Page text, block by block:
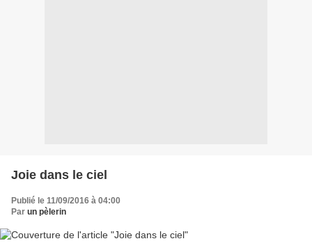
Joie dans le ciel
Publié le 11/09/2016 à 04:00
Par un pèlerin